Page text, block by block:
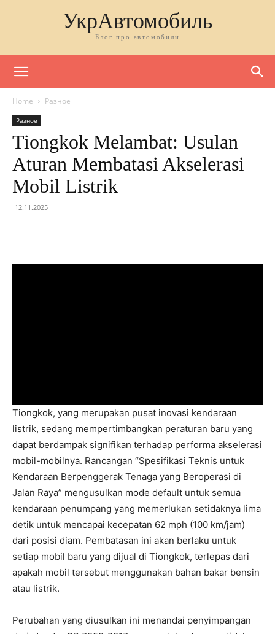
УкрАвтомобиль
Блог про автомобили
Home Разное
Разное
Tiongkok Melambat: Usulan
Aturan Membatasi Akselerasi
Mobil Listrik
12.11.2025
Tiongkok, yang merupakan pusat inovasi kendaraan
listrik, sedang mempertimbangkan peraturan baru yang
dapat berdampak signifikan terhadap performa akselerasi
mobil-mobilnya. Rancangan “Spesifikasi Teknis untuk
Kendaraan Berpenggerak Tenaga yang Beroperasi di
Jalan Raya” mengusulkan mode default untuk semua
kendaraan penumpang yang memerlukan setidaknya lima
detik untuk mencapai kecepatan 62 mph (100 km/jam)
dari posisi diam. Pembatasan ini akan berlaku untuk
setiap mobil baru yang dijual di Tiongkok, terlepas dari
apakah mobil tersebut menggunakan bahan bakar bensin
atau listrik.
Perubahan yang diusulkan ini menandai penyimpangan